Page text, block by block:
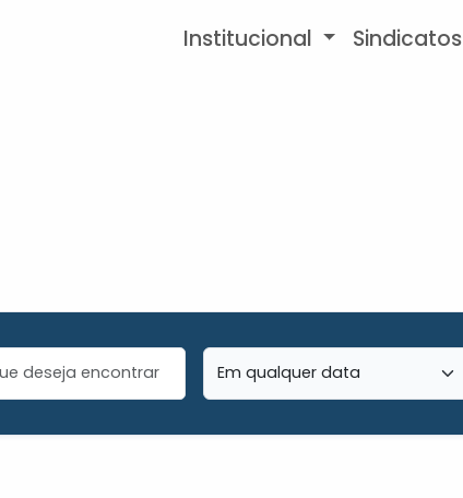
Institucional Sindicatos